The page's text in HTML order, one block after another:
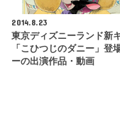
2014.8.23
東京ディズニーランド新
「こひつじのダニー」登
ーの出演作品・動画